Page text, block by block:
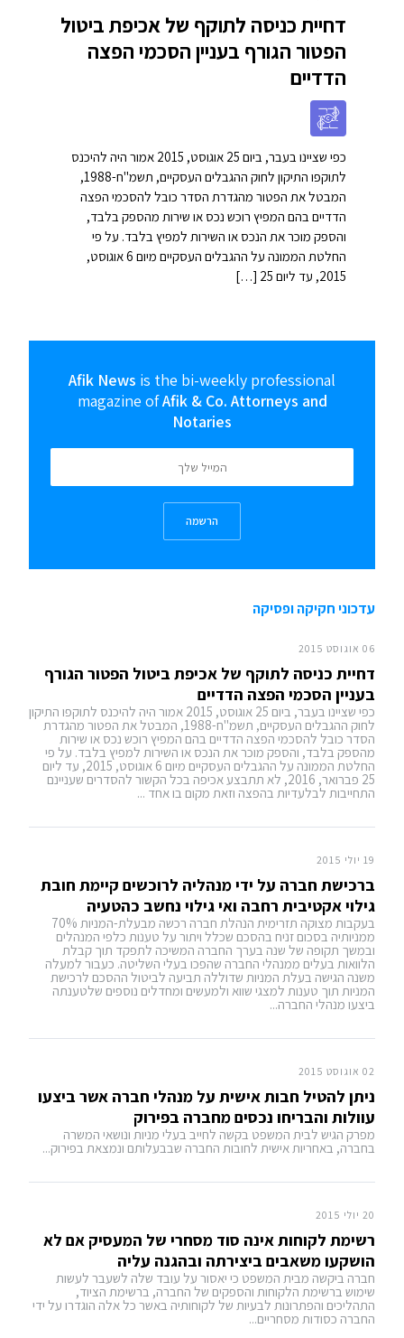
Afik News is the bi-weekly professional
magazine ofAfik & Co. Attorneys and
Notaries
הרשמה
דחיית כניסה לתוקף של אכיפת ביטול
הפטור הגורף בעניין הסכמי הפצה
הדדיים
כפי שציינו בעבר, ביום 25 אוגוסט, 2015 אמור היה להיכנס
לתוקפו התיקון לחוק ההגבלים העסקיים, תשמ"ח-1988,
המבטל את הפטור מהגדרת הסדר כובל להסכמי הפצה
הדדיים בהם המפיץ רוכש נכס או שירות מהספק בלבד,
והספק מוכר את הנכס או השירות למפיץ בלבד. על פי
החלטת הממונה על ההגבלים העסקיים מיום 6 אוגוסט,
2015, עד ליום 25 […]
עדכוני חקיקה ופסיקה
06 אוגוסט 2015
דחיית כניסה לתוקף של אכיפת ביטול הפטור הגורף
בעניין הסכמי הפצה הדדיים
כפי שציינו בעבר, ביום 25 אוגוסט, 2015 אמור היה להיכנס לתוקפו התיקון
לחוק ההגבלים העסקיים, תשמ"ח-1988, המבטל את הפטור מהגדרת
הסדר כובל להסכמי הפצה הדדיים בהם המפיץ רוכש נכס או שירות
מהספק בלבד, והספק מוכר את הנכס או השירות למפיץ בלבד. על פי
החלטת הממונה על ההגבלים העסקיים מיום 6 אוגוסט, 2015, עד ליום
25 פברואר, 2016, לא תתבצע אכיפה בכל הקשור להסדרים שעניינם
התחייבות לבלעדיות בהפצה וזאת מקום בו אחד ...
19 יולי 2015
ברכישת חברה על ידי מנהליה לרוכשים קיימת חובת
גילוי אקטיבית רחבה ואי גילוי נחשב כהטעיה
בעקבות מצוקה תזרימית הנהלת חברה רכשה מבעלת-המניות 70%
ממניותיה בסכום זניח בהסכם שכלל ויתור על טענות כלפי המנהלים
ובמשך תקופה של שנה בערך החברה המשיכה לתפקד תוך קבלת
הלוואות בעלים ממנהלי החברה שהפכו בעלי השליטה. כעבור למעלה
משנה הגישה בעלת המניות שדוללה תביעה לביטול ההסכם לרכישת
המניות תוך טענות למצגי שווא ולמעשים ומחדלים נוספים שלטענתה
ביצעו מנהלי החברה...
02 אוגוסט 2015
ניתן להטיל חבות אישית על מנהלי חברה אשר ביצעו
עוולות והבריחו נכסים מחברה בפירוק
מפרק הגיש לבית המשפט בקשה לחייב בעלי מניות ונושאי המשרה
בחברה, באחריות אישית לחובות החברה שבבעלותם ונמצאת בפירוק...
20 יולי 2015
רשימת לקוחות אינה סוד מסחרי של המעסיק אם לא
הושקעו משאבים ביצירתה ובהגנה עליה
חברה ביקשה מבית המשפט כי יאסור על עובד שלה לשעבר לעשות
שימוש ברשימת הלקוחות והספקים של החברה, ברשימת הציוד,
התהליכים והפתרונות לבעיות של לקוחותיה באשר כל אלה הוגדרו על ידי
החברה כסודות מסחריים...